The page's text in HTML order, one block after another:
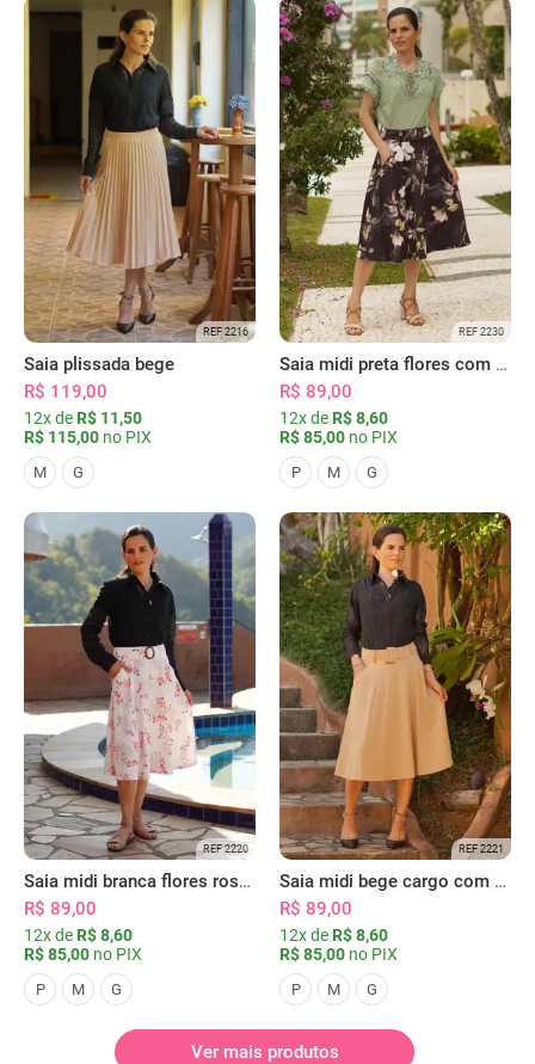
REF 2216
Saia plissada bege
R$ 119,00
12x de R$ 11,50
R$ 115,00 no PIX
M G
REF 2230
Saia midi preta flores com bolsos
R$ 89,00
12x de R$ 8,60
R$ 85,00 no PIX
P M G
REF 2220
Saia midi branca flores rosas com bolsos
R$ 89,00
12x de R$ 8,60
R$ 85,00 no PIX
P M G
REF 2221
Saia midi bege cargo com bolsos
R$ 89,00
12x de R$ 8,60
R$ 85,00 no PIX
P M G
Ver mais produtos